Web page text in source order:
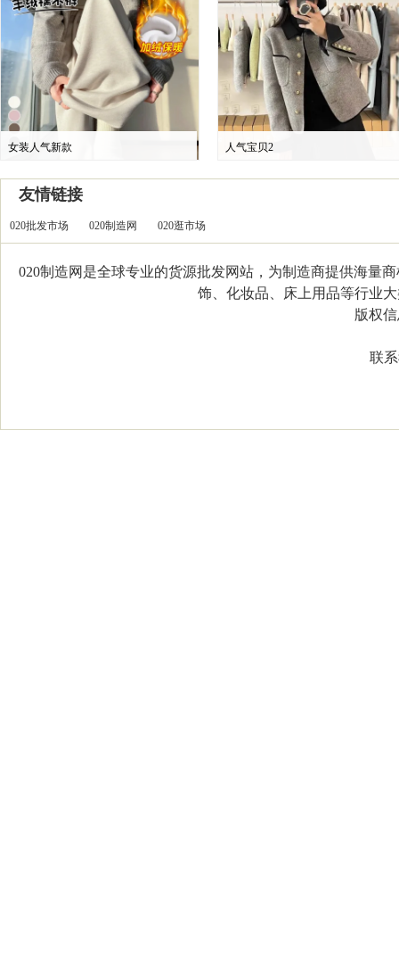
女装人气新款 人气宝贝2
友情链接
020批发市场 020制造网 020逛市场
020制造网是全球专业的货源批发网站，为制造商提供海量
饰、化妆品、床上用品等行业
版权信
联